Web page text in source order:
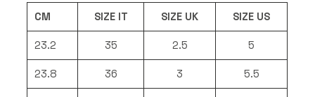
CM
SIZE IT SIZE UK SIZE US
23.2 35 2.5 5
23.8 36 3 5.5